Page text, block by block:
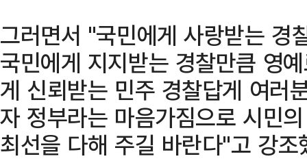
그러면서 "국민에게 사랑받는 경
국민에게 지지받는 경찰만큼 영
게 신뢰받는 민주 경찰답게 여러
자 정부라는 마음가짐으로 시민
최선을 다해 주길 바란다"고 강조